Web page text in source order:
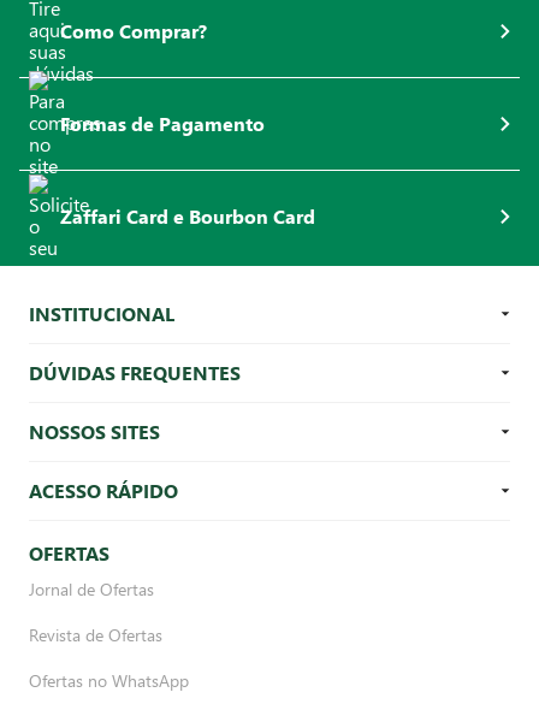
Como Comprar?
Formas de Pagamento
Zaffari Card e Bourbon Card
INSTITUCIONAL
DÚVIDAS FREQUENTES
NOSSOS SITES
ACESSO RÁPIDO
OFERTAS
Jornal de Ofertas
Revista de Ofertas
Ofertas no WhatsApp